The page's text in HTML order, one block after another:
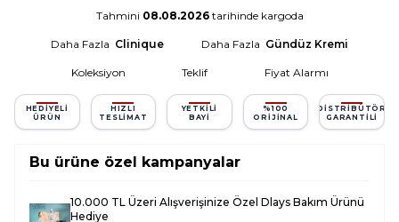
Tahmini 08.08.2026tarihinde kargoda
Daha Fazla Clinique Daha Fazla Gündüz Kremi
Koleksiyon Teklif Fiyat Alarmı
HEDIYELI
ÜRÜN
HIZLI
TESLIMAT
YETKILI
BAYI
%100
ORIJINAL
DISTRIBÜTÖR
GARANTILI
Bu ürüne özel kampanyalar
10.000 TL Üzeri Alışverişinize Özel Dlays Bakım Ürünü
Hediye